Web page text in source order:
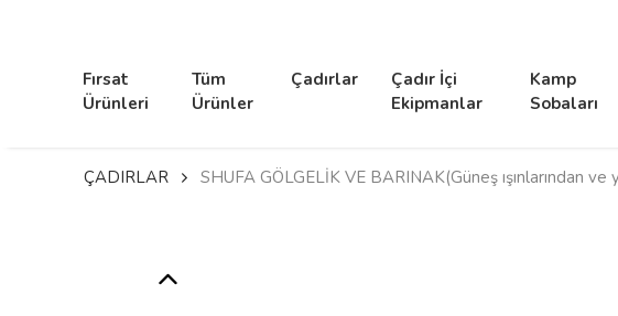
Fırsat
Ürünleri
Tüm
Ürünler
Çadırlar
Çadır İçi
Ekipmanlar
Kamp
Sobaları
ÇADIRLAR
SHUFA GÖLGELİK VE BARINAK(Güneş ışınlarından ve